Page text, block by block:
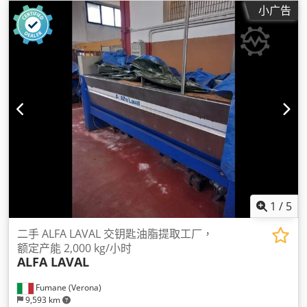
小广告
1 / 5
Fumane (Verona)
9,593 km
二手 ALFA LAVAL 交钥匙油脂提取工厂，
额定产能 2,000 kg/小时
ALFA LAVAL